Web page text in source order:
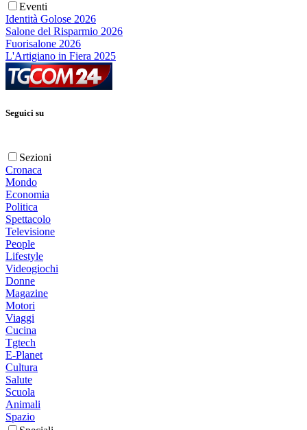
Eventi
Identità Golose 2026
Salone del Risparmio 2026
Fuorisalone 2026
L'Artigiano in Fiera 2025
Seguici su
Sezioni
Cronaca
Mondo
Economia
Politica
Spettacolo
Televisione
People
Lifestyle
Videogiochi
Donne
Magazine
Motori
Viaggi
Cucina
Tgtech
E-Planet
Cultura
Salute
Scuola
Animali
Spazio